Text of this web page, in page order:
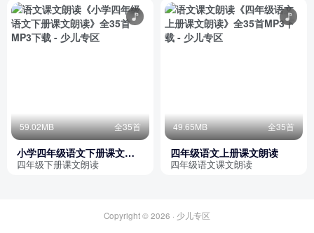
59.02MB 全35首
小学四年级语文下册课文朗
读
四年级下册课文朗读
49.65MB 全35首
四年级语文上册课文朗读
四年级语文课文朗读
Copyright © 2026 · 少儿专区